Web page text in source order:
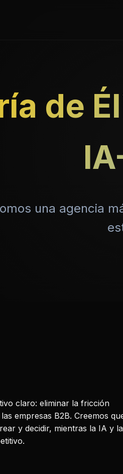
de
una agencia
claro: eliminar la fricción
empresas B2B. Creemos
y decidir, mientras la IA y la